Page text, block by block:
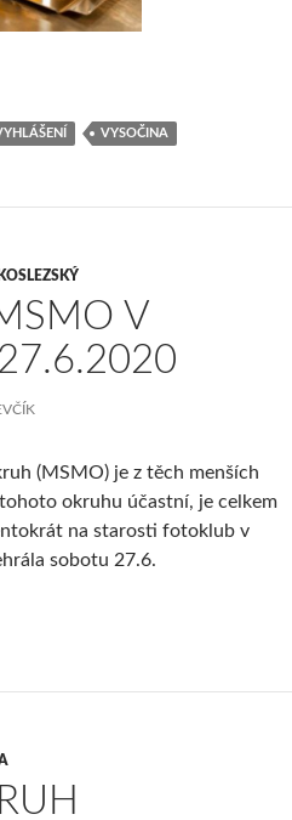
Vysočina 62.ročník
VYSOČINA
V
(MSMO) je z těch menších
okruhu účastní, je celkem
na starosti fotoklub v
sobotu 27.6.
MSMO v Ivančicích 27.6.2020